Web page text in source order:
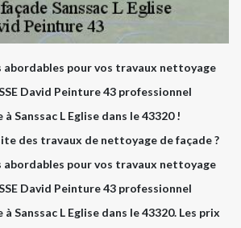
abordables pour vos travaux nettoyage
David Peinture 43 professionnel
Sanssac L Eglise dans le 43320 !
des travaux de nettoyage de façade ?
abordables pour vos travaux nettoyage
David Peinture 43 professionnel
Sanssac L Eglise dans le 43320. Les prix